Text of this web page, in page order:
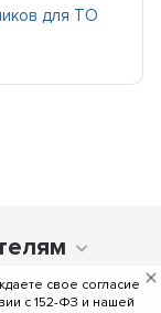
свое согласие
c 152-ФЗ и нашей
для ТО
посетителей